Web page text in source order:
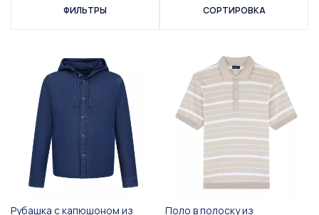
ФИЛЬТРЫ СОРТИРОВКА
Рубашка с капюшоном из
Поло в полоску из